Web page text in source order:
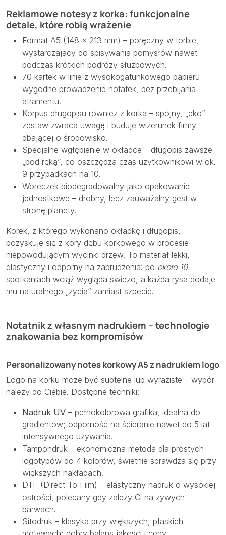
Reklamowe notesy z korka: funkcjonalne
detale, które robią wrażenie
Format A5 (148 × 213 mm) – poręczny w torbie,
wystarczający do spisywania pomysłów nawet
podczas krótkich podróży służbowych.
70 kartek w linie z wysokogatunkowego papieru –
wygodne prowadzenie notatek, bez przebijania
atramentu.
Korpus długopisu również z korka – spójny, „eko”
zestaw zwraca uwagę i buduje wizerunek firmy
dbającej o środowisko.
Specjalne wgłębienie w okładce – długopis zawsze
„pod ręką”, co oszczędza czas użytkownikowi w ok.
9 przypadkach na 10.
Woreczek biodegradowalny jako opakowanie
jednostkowe – drobny, lecz zauważalny gest w
stronę planety.
Korek, z którego wykonano okładkę i długopis,
pozyskuje się z kory dębu korkowego w procesie
niepowodującym wycinki drzew. To materiał lekki,
elastyczny i odporny na zabrudzenia: po około 10
spotkaniach wciąż wygląda świeżo, a każda rysa dodaje
mu naturalnego „życia” zamiast szpecić.
Notatnik z własnym nadrukiem – technologie
znakowania bez kompromisów
Personalizowany notes korkowy A5 z nadrukiem logo
Logo na korku może być subtelne lub wyraziste – wybór
należy do Ciebie. Dostępne techniki:
Nadruk UV – pełnokolorowa grafika, idealna do
gradientów; odporność na ścieranie nawet do 5 lat
intensywnego używania.
Tampondruk – ekonomiczna metoda dla prostych
logotypów do 4 kolorów, świetnie sprawdza się przy
większych nakładach.
DTF (Direct To Film) – elastyczny nadruk o wysokiej
ostrości, polecany gdy zależy Ci na żywych
barwach.
Sitodruk – klasyka przy większych, płaskich